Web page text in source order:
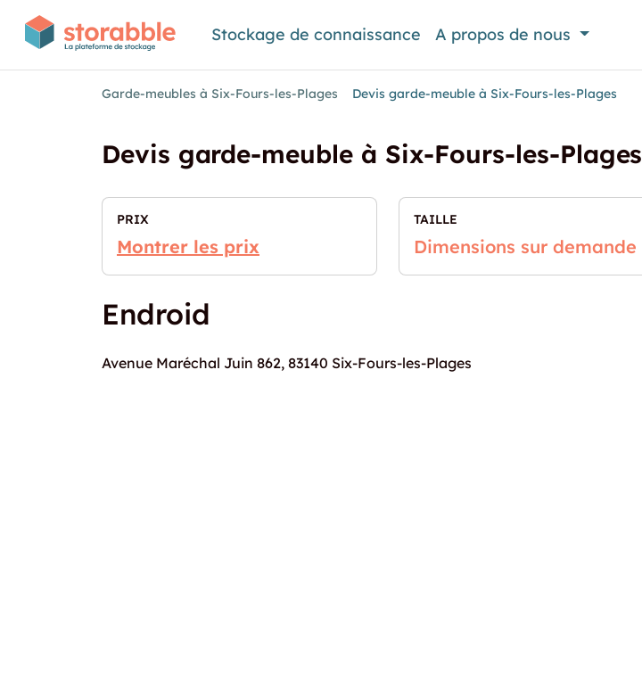
Stockage de connaissance A propos de nous
Garde-meubles à Six-Fours-les-Plages Devis garde-meuble à Six-Fours-les-Plages
Devis garde-meuble à Six-Fours-les-Plages
PRIX
Montrer les prix
TAILLE
Dimensions sur demande
Endroid
Avenue Maréchal Juin 862, 83140 Six-Fours-les-Plages